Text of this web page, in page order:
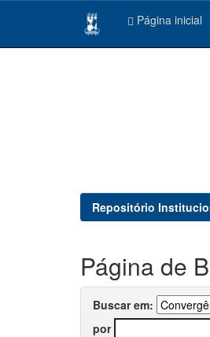
Página inicial
Repositório
Página de
Buscar em:
por